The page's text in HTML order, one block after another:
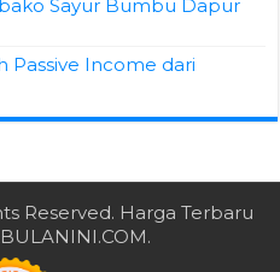
Sayur Bumbu Dapur
Passive Income dari
Reserved. Harga Terbaru